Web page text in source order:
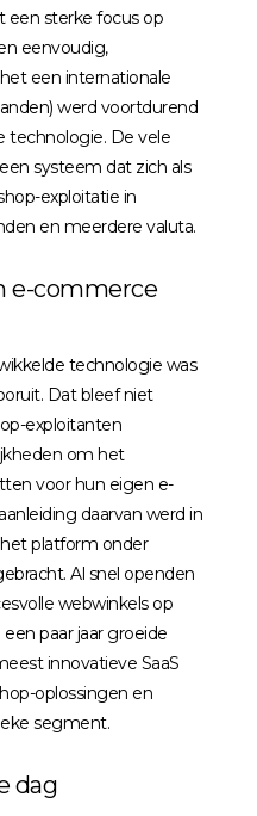
een sterke focus op
eenvoudig,
een internationale
werd voortdurend
technologie. De vele
systeem dat zich als
exploitatie in
en meerdere valuta.
e-commerce
technologie was
Dat bleef niet
exploitanten
om het
voor hun eigen e-
daarvan werd in
platform onder
Al snel openden
webwinkels op
paar jaar groeide
innovatieve SaaS
oplossingen en
segment.
dag